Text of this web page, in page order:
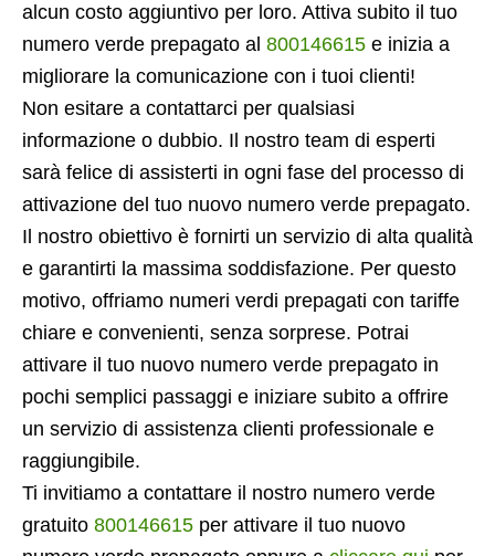
alcun costo aggiuntivo per loro. Attiva subito il tuo
numero verde prepagato al 800146615 e inizia a
migliorare la comunicazione con i tuoi clienti!
Non esitare a contattarci per qualsiasi
informazione o dubbio. Il nostro team di esperti
sarà felice di assisterti in ogni fase del processo di
attivazione del tuo nuovo numero verde prepagato.
Il nostro obiettivo è fornirti un servizio di alta qualità
e garantirti la massima soddisfazione. Per questo
motivo, offriamo numeri verdi prepagati con tariffe
chiare e convenienti, senza sorprese. Potrai
attivare il tuo nuovo numero verde prepagato in
pochi semplici passaggi e iniziare subito a offrire
un servizio di assistenza clienti professionale e
raggiungibile.
Ti invitiamo a contattare il nostro numero verde
gratuito 800146615 per attivare il tuo nuovo